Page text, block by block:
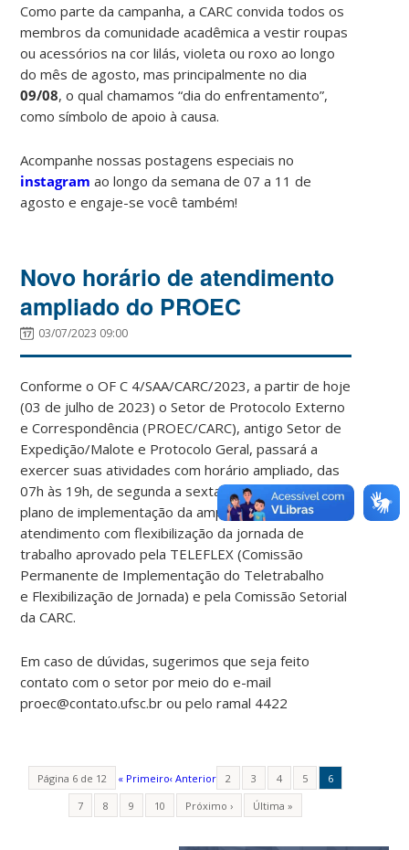
Como parte da campanha, a CARC convida todos os
membros da comunidade acadêmica a vestir roupas
ou acessórios na cor lilás, violeta ou roxo ao longo
do mês de agosto, mas principalmente no dia
09/08, o qual chamamos “dia do enfrentamento”,
como símbolo de apoio à causa.
Acompanhe nossas postagens especiais no
instagram ao longo da semana de 07 a 11 de
agosto e engaje-se você também!
Novo horário de atendimento
ampliado do PROEC
03/07/2023 09:00
Conforme o OF C 4/SAA/CARC/2023, a partir de hoje
(03 de julho de 2023) o Setor de Protocolo Externo
e Correspondência (PROEC/CARC), antigo Setor de
Expedição/Malote e Protocolo Geral, passará a
exercer suas atividades com horário ampliado, das
07h às 19h, de segunda a sexta-feira, conforme
plano de implementação da ampliação do
atendimento com flexibilização da jornada de
trabalho aprovado pela TELEFLEX (Comissão
Permanente de Implementação do Teletrabalho
e Flexibilização de Jornada) e pela Comissão Setorial
da CARC.
Em caso de dúvidas, sugerimos que seja feito
contato com o setor por meio do e-mail
proec@contato.ufsc.br ou pelo ramal 4422
Página 6 de 12 « Primeiro‹ Anterior 2 3 4 5
6
7
8 9 10 Próximo › Última »